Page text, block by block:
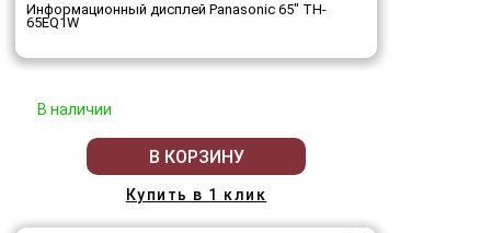
Информационный дисплей Panasonic 65" TH-
65EQ1W
В наличии
В КОРЗИНУ
Купить в 1 клик